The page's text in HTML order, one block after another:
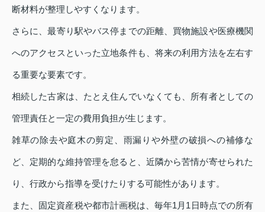
断材料が整理しやすくなります。
さらに、最寄り駅やバス停までの距離、買物施設や医療機関
へのアクセスといった立地条件も、将来の利用方法を左右す
る重要な要素です。
相続した古家は、たとえ住んでいなくても、所有者としての
管理責任と一定の費用負担が生じます。
雑草の除去や庭木の剪定、雨漏りや外壁の破損への補修な
ど、定期的な維持管理を怠ると、近隣から苦情が寄せられた
り、行政から指導を受けたりする可能性があります。
また、固定資産税や都市計画税は、毎年1月1日時点での所有